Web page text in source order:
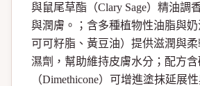
與鼠尾草酯（Clary Sage）精油調
與潤膚。；含多種植物性油脂與奶
可可籽脂、黃豆油）提供滋潤與
濕劑，幫助維持皮膚水分；配方含
（Dimethicone）可增進塗抹延展